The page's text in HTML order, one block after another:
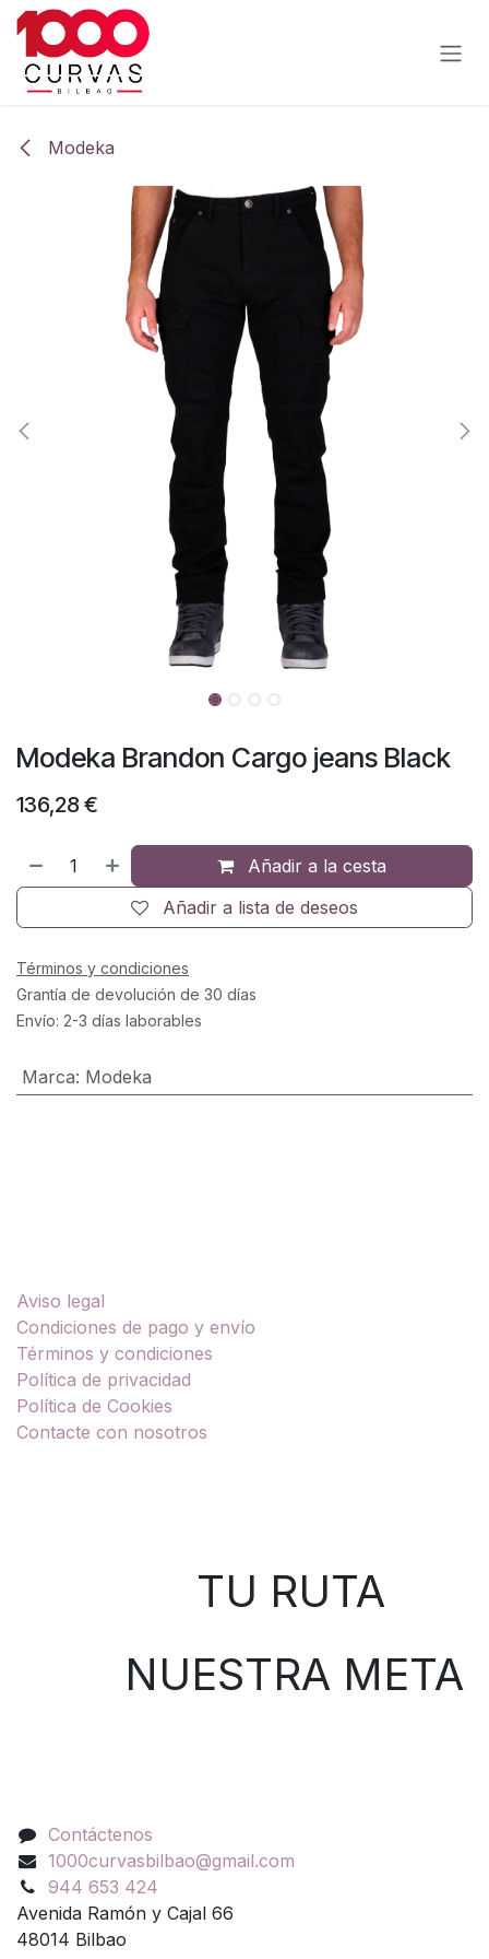
Ir al contenido
Modeka
Modeka Brandon Cargo jeans Black
136,28€
Añadir a la cesta
Añadir a lista de deseos
Términos y condiciones
Grantía de devolución de 30 días
Envío: 2-3 días laborables
Marca: Modeka
Aviso legal
Condiciones de pago y envío
Términos y condiciones
Política de privacidad
Política de Cookies
Contacte con nosotros
TU RUTA
NUESTRA META
Contáctenos
1000curvasbilbao@gmail.com
944 653 424
Avenida Ramón y Cajal 66
48014 Bilbao